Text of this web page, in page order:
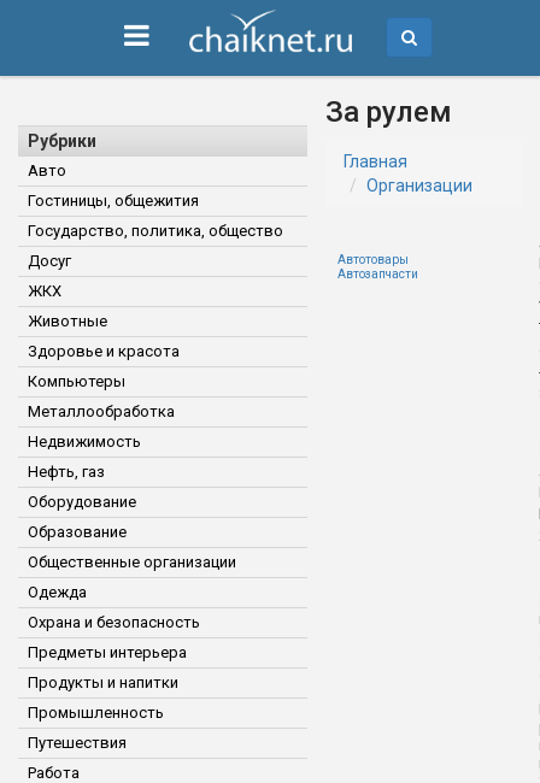
Рубрики
Авто
Гостиницы, общежития
Государство, политика, общество
Досуг
ЖКХ
Животные
Здоровье и красота
Компьютеры
Металлообработка
Недвижимость
Нефть, газ
Оборудование
Образование
Общественные организации
Одежда
Охрана и безопасность
Предметы интерьера
Продукты и напитки
Промышленность
Путешествия
Работа
За рулем
Главная
Организации
Автотовары
Автозапчасти